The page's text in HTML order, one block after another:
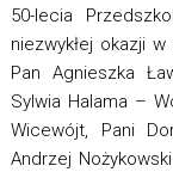
50-lecia
niezwykłej okazji
Pan Agnieszka
Sylwia Halama –
Wicewójt, Pani
Andrzej